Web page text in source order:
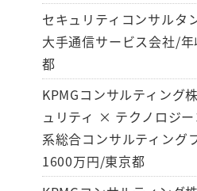
セキュリティコンサルタ
大手通信サービス会社/
都
KPMGコンサルティング
ュリティ × テクノロジ
系総合コンサルティング
1600万円/東京都